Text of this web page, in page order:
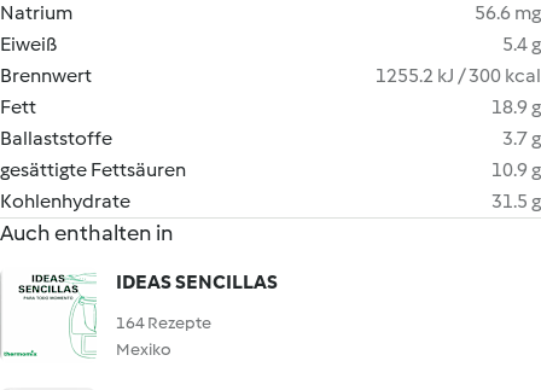
Natrium
56.6 mg
Eiweiß
5.4 g
Brennwert
1255.2 kJ / 300 kcal
Fett
18.9 g
Ballaststoffe
3.7 g
gesättigte Fettsäuren
10.9 g
Kohlenhydrate
31.5 g
Auch enthalten in
IDEAS SENCILLAS
164 Rezepte
Mexiko